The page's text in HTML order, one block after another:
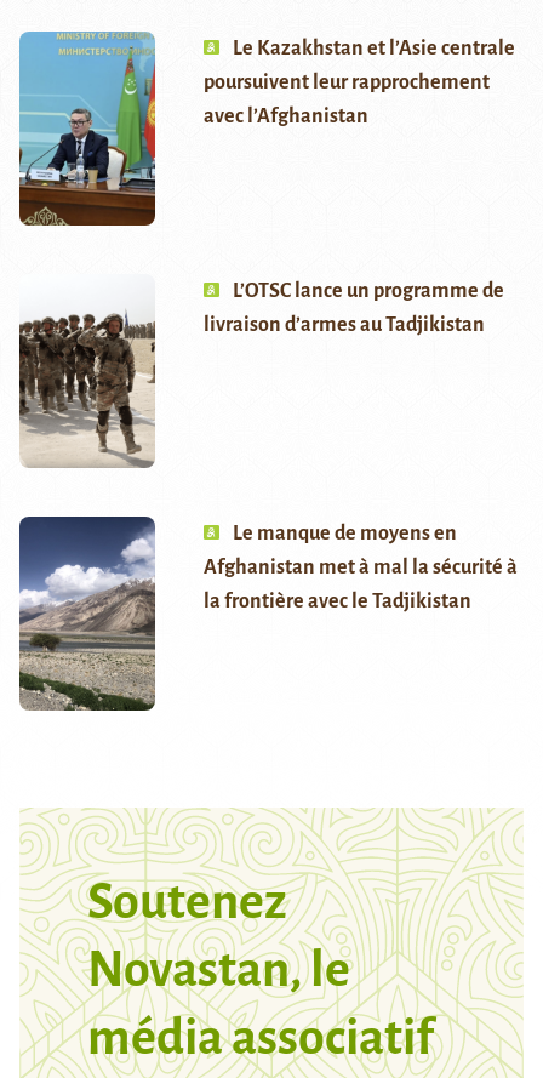
Le Kazakhstan et l’Asie centrale
poursuivent leur rapprochement
avec l’Afghanistan
L’OTSC lance un programme de
livraison d’armes au Tadjikistan
Le manque de moyens en
Afghanistan met à mal la sécurité à
la frontière avec le Tadjikistan
Soutenez
Novastan, le
média associatif